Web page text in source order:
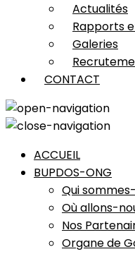
Actualités
Rapports
Galeries
CONTACT
ACCUEIL
BUPDOS-ONG
Qui
Où allons-
Nos
Organe de